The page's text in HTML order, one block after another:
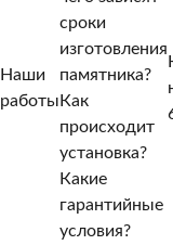
Наши
работы
сроки
изготовления
памятника?
Как
происходит
установка?
Какие
гарантийные
условия?